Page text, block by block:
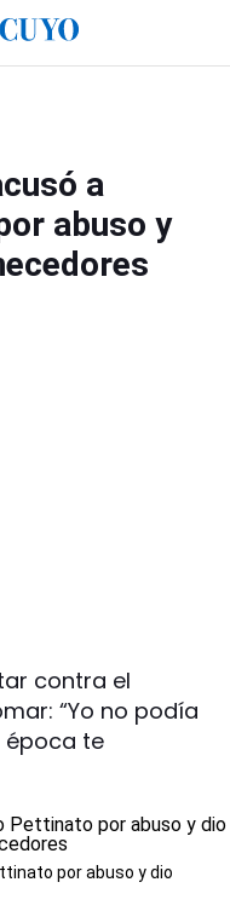
a
abuso y
contra el
“Yo no podía
época te
por abuso y dio